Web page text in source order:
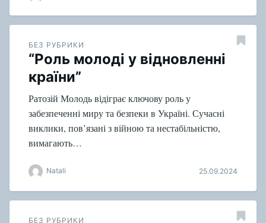
БЕЗ РУБРИКИ
“Роль молоді у відновленні
країни”
Ратозій Молодь відіграє ключову роль у
забезпеченні миру та безпеки в Україні. Сучасні
виклики, пов’язані з війною та нестабільністю,
вимагають…
Natali 25.09.2024
БЕЗ РУБРИКИ